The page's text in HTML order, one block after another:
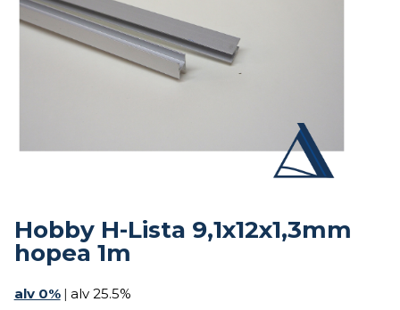
Hobby H-Lista 9,1x12x1,3mm
hopea 1m
alv 0% | alv 25.5%